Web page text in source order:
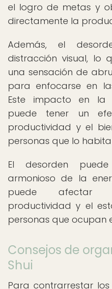
el logro de metas y
directamente la
Además, el
distracción visual, lo
una sensación de
para enfocarse en
Este impacto en la
puede tener un
productividad y el
personas que lo
El desorden
armonioso de la
puede afectar
productividad y el
personas que ocupan
Consejos de
Shui
Para contrarrestar